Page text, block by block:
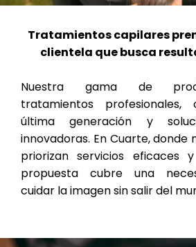
Tratamientos capilares
clientela que busca
Nuestra gama de
tratamientos profesionales,
última generación y
innovadoras. En Cuarte, donde
priorizan servicios eficaces
propuesta cubre una
cuidar la imagen sin salir del